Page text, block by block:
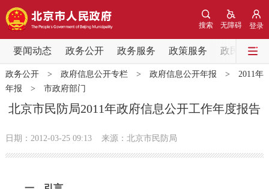
登录
无障碍
搜索
要闻动态 政务公开 政务服务 政策服务 政民互动
要闻动态
党中央精神 国务院信息 中央部委动态
北京要闻 会议信息 部门动态
各区热点
政务公开
政务公开> 政府信息公开专栏> 政府信息公开年报 > 2011年
年报 > 市政府部门
北京市民防局2011年政府信息公开工作年度报告
日期：2012-03-25 09:13 来源：北京市民防局